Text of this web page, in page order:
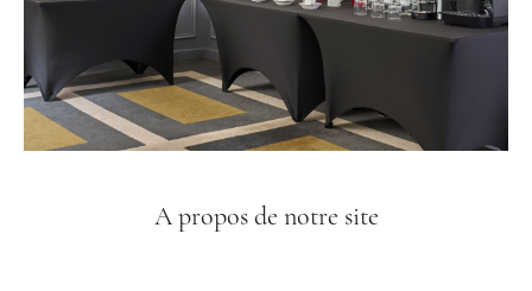
A propos de notre site